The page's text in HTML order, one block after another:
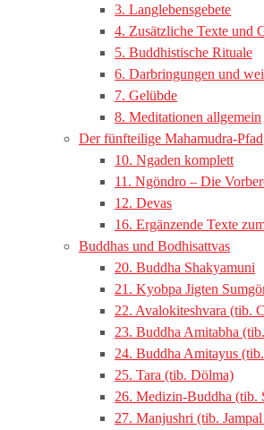
3. Langlebensgebete
4. Zusätzliche Texte und
5. Buddhistische Rituale
6. Darbringungen und
7. Gelübde
8. Meditationen allgemein
Der fünfteilige Mahamudra-Pfad
10. Ngaden komplett
11. Ngöndro – Die
12. Devas
16. Ergänzende Texte
Buddhas und Bodhisattvas
20. Buddha Shakyamuni
21. Kyobpa Jigten
22. Avalokiteshvara (tib.
23. Buddha Amitabha
24. Buddha Amitayus
25. Tara (tib. Dölma)
26. Medizin-Buddha (tib.
27. Manjushri (tib.